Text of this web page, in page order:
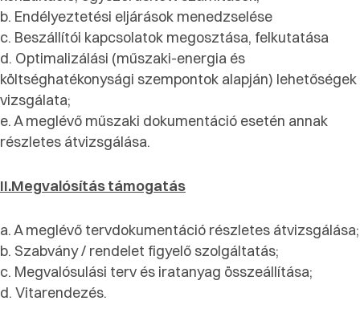
b. Endélyeztetési eljárások menedzselése
c. Beszállítói kapcsolatok megosztása, felkutatása
d. Optimalizálási (műszaki-energia és
költséghatékonysági szempontok alapján) lehetőségek
vizsgálata;
e. A meglévő műszaki dokumentáció esetén annak
részletes átvizsgálása.
II.Megvalósítás támogatás
a. A meglévő tervdokumentáció részletes átvizsgálása;
b. Szabvány / rendelet figyelő szolgáltatás;
c. Megvalósulási terv és iratanyag összeállítása;
d. Vitarendezés.